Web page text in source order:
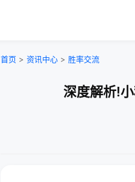
首页 > 资讯中心 > 胜率交流
深度解析!